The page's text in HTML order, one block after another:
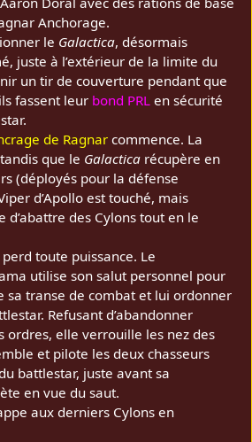
Anchorage.
le Galactica, désormais
juste à l’extérieur de la limite du
un tir de couverture pendant que
fassent leur bond PRLen sécurité
de Ragnarcommence. La
que le Galacticarécupère en
(déployés pour la défense
d’Apollo est touché, mais
d’abattre des Cylons tout en le
perd toute puissance. Le
utilise son salut personnel pour
sa transe de combat et lui ordonner
Refusant d’abandonner
ordres, elle verrouille les nez des
et pilote les deux chasseurs
battlestar, juste avant sa
en vue du saut.
aux derniers Cylons en